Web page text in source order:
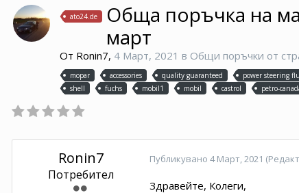
ato24.de
Обща поръчка на
март
От Ronin7, 4 Март, 2021 в Общи поръчки от
mopar accessories quality guaranteed power steering
shell
fuchs mobil1 mobil castrol petro-
Ronin7
Потребител
Публикувано 4 Март, 2021
Здравейте, Колеги,